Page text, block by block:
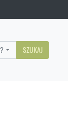
SZUKAJ